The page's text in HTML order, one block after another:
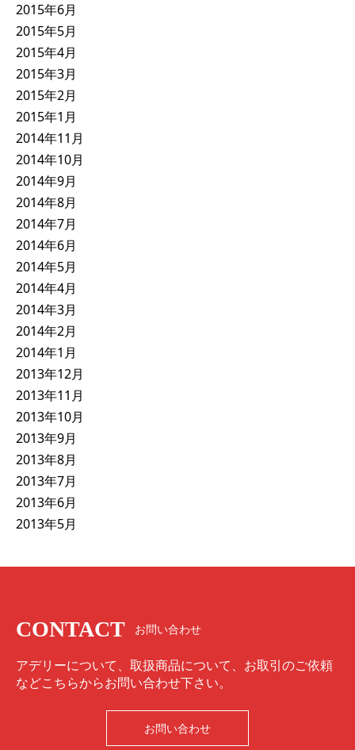
2015年6月
2015年5月
2015年4月
2015年3月
2015年2月
2015年1月
2014年11月
2014年10月
2014年9月
2014年8月
2014年7月
2014年6月
2014年5月
2014年4月
2014年3月
2014年2月
2014年1月
2013年12月
2013年11月
2013年10月
2013年9月
2013年8月
2013年7月
2013年6月
2013年5月
CONTACT お問い合わせ
アデリーについて、取扱商品について、お取引のご依頼
などこちらからお問い合わせ下さい。
お問い合わせ